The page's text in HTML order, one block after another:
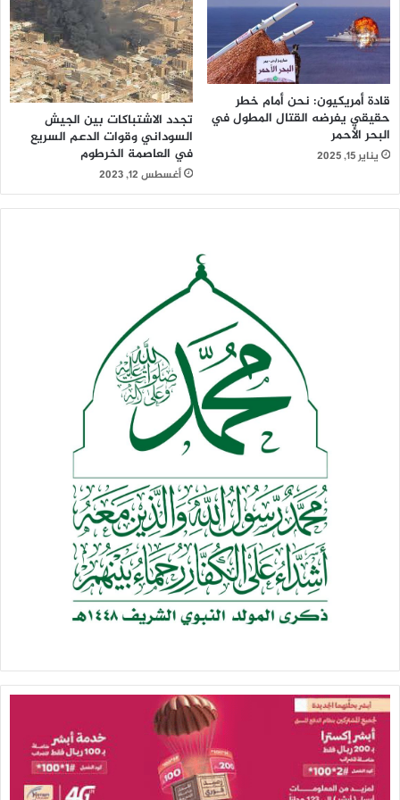
يأتي ذلك فيما كشفت مصادر فلسطينية كواليس استخدام
الإمارات نفوذها وتهديداتها المالية من اجل إسقاط المشروع
الفلسطيني الرافض للاتفاق الثلاثي الإماراتي الإسرائيلي الأميركي،
خلال اجتماع جامعة الدول العربية على المستوى الوزاري.
وخلا البيان الختامي للجامعة العربية من أي إشارة للاتفاق
التطبيعي، أو إدانة الإمارات لخروجها عن المبادرة العربية للسلام،
وقال مسؤول فلسطيني في منظمة التحرير، إن القيادة
الفلسطينية تدرس خيارات إما الاستقالة من الدورة الحالية لجامعة
الدول العربية، حتى لا يترتب على فلسطين أي التزام في
الاجتماعات المقبلة بسبب ما نتج عن الاجتماع الأخير، فيما هناك
رأي يذهب إلى تعليق عضوية فلسطين.
وأضاف المسؤول “يوجد حديث جدي لدى قيادات في الصف الأول
ترى أن الرد يجب أن يكون في تعليق عضويتنا في جامعة الدول
العربية، لأن الأخيرة قامت بكشف الغطاء عنا دولياً، وأعطت ضوءاً
أخضر لمزيد من الدول لتقوم باتفاقيات تطبيع مع “إسرائيل”. لذلك،
لماذا لا نكشف الغطاء عنها أمام شعوبها التي لا تزال تؤمن بقضية
وتسود حالة من الغضب والخذلان المستويات السياسية
الفلسطينية بعد إسقاط جامعة الدول العربية لمشروع قرار
فلسطيني، قام الفلسطينيون بتخفيفه أكثر من مرة، ومع ذلك لم
قادة أمريكيون: نحن أمام خطر
حقيقي يفرضه القتال المطول في
البحر الأحمر
يناير 15, 2025
تجدد الاشتباكات بين الجيش
السوداني وقوات الدعم السريع
في العاصمة الخرطوم
أغسطس 12, 2023